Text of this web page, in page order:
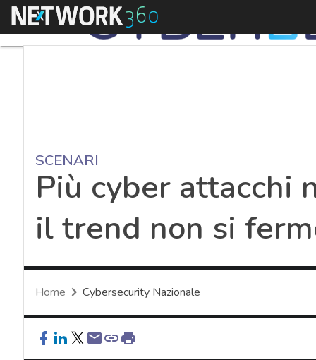
Menu
SCENARI
Più cyber attacchi
il trend non si
Home Cybersecurity Nazionale